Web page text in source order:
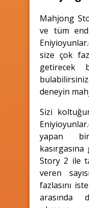
Mahjong
ve tüm
size çok
getirecek
deneyin
Sizi
yapan
Story 2 ile
veren
fazlasını
arasında